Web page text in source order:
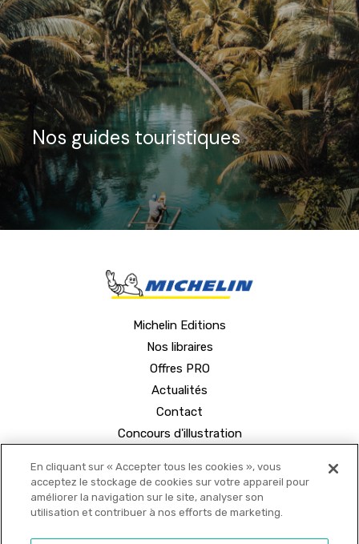
Nos guides touristiques
Michelin Editions
Nos libraires
Offres PRO
Actualités
Contact
Concours d'illustration
En cliquant sur « Accepter tous les cookies », vous
acceptez le stockage de cookies sur votre appareil pour
améliorer la navigation sur le site, analyser son
utilisation et contribuer à nos efforts de marketing.